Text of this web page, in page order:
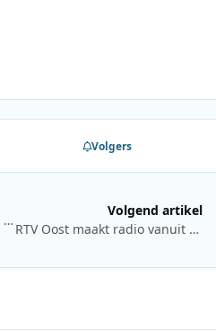
Volgers
Radio 2 wil met Week van de Toegankelijkheid aandacht voor personen met een beperking
Volgend artikel
RTV Oost maakt radio vanuit de lokale supermarkt